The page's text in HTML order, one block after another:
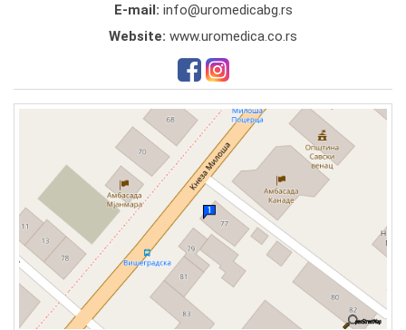
E-mail: info@uromedicabg.rs
Website: www.uromedica.co.rs